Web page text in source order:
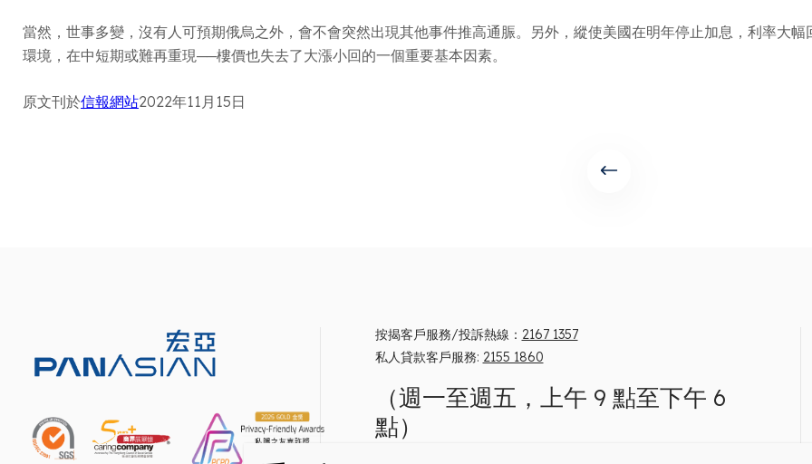
當然，世事多變，沒有人可預期俄烏之外，會不會突然出現其他事件推高通脤。另外，縱使美國在明年停止加息，利率大
環境，在中短期或難再重現──樓價也失去了大漲小回的一個重要基本因素。
原文刊於信報網站2022年11月15日
按揭客戶服務/投訴熱線： 2167 1357
私人貸款客戶服務: 2155 1860
（週一至週五，上午 9 點至下午 6
點）